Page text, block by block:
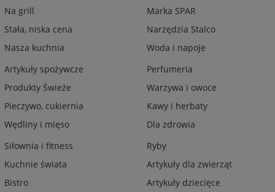
Na grill
Stała, niska cena
Nasza kuchnia
Marka SPAR
Narzędzia Stalco
Woda i napoje
Artykuły spożywcze
Produkty Świeże
Pieczywo, cukiernia
Wędliny i mięso
Perfumeria
Warzywa i owoce
Kawy i herbaty
Dla zdrowia
Siłownia i fitness
Kuchnie świata
Bistro
Ryby
Artykuły dla zwierząt
Artykuły dziecięce